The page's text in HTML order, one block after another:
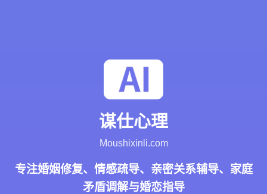
谋仕心理
Moushixinli.com
专注婚姻修复、情感疏导、亲密关系辅导、家庭
矛盾调解与婚恋指导